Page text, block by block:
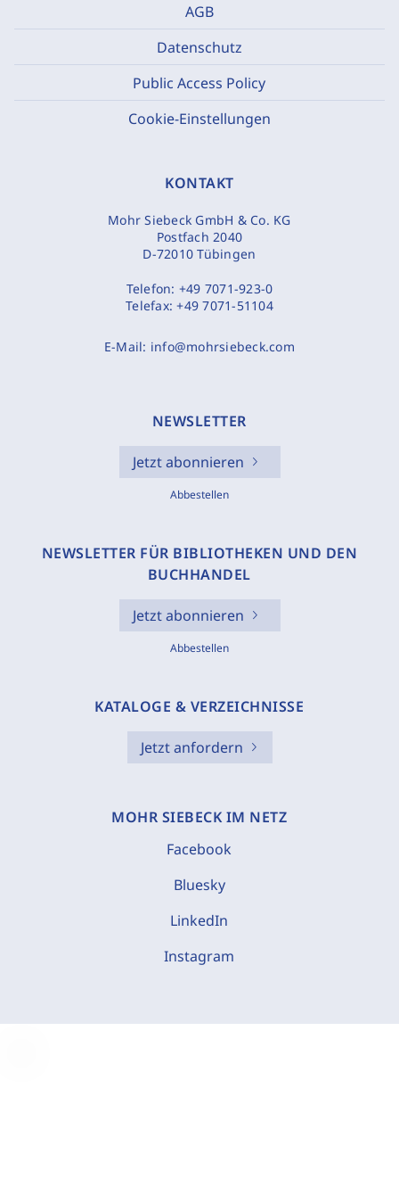
AGB
Datenschutz
Public Access Policy
Cookie-Einstellungen
KONTAKT
Mohr Siebeck GmbH & Co. KG
Postfach 2040
D-72010 Tübingen
Telefon: +49 7071-923-0
Telefax:+49 7071-51104
E-Mail: info@mohrsiebeck.com
NEWSLETTER
Jetzt abonnieren
Abbestellen
NEWSLETTER FÜR BIBLIOTHEKEN UND DEN
BUCHHANDEL
Jetzt abonnieren
Abbestellen
KATALOGE & VERZEICHNISSE
Jetzt anfordern
MOHR SIEBECK IM NETZ
Facebook
Bluesky
LinkedIn
Instagram